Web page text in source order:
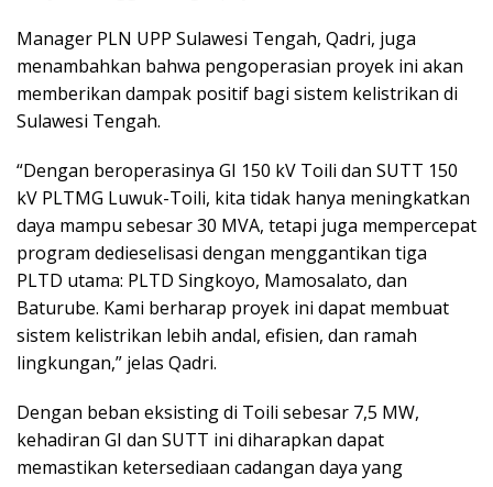
Manager PLN UPP Sulawesi Tengah, Qadri, juga
menambahkan bahwa pengoperasian proyek ini akan
memberikan dampak positif bagi sistem kelistrikan di
Sulawesi Tengah.
“Dengan beroperasinya GI 150 kV Toili dan SUTT 150
kV PLTMG Luwuk-Toili, kita tidak hanya meningkatkan
daya mampu sebesar 30 MVA, tetapi juga mempercepat
program dedieselisasi dengan menggantikan tiga
PLTD utama: PLTD Singkoyo, Mamosalato, dan
Baturube. Kami berharap proyek ini dapat membuat
sistem kelistrikan lebih andal, efisien, dan ramah
lingkungan,” jelas Qadri.
Dengan beban eksisting di Toili sebesar 7,5 MW,
kehadiran GI dan SUTT ini diharapkan dapat
memastikan ketersediaan cadangan daya yang